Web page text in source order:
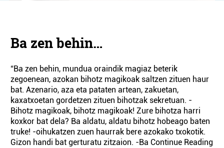
Ba zen behin…
“Ba zen behin, mundua oraindik magiaz beterik
zegoenean, azokan bihotz magikoak saltzen zituen haur
bat. Azenario, aza eta pataten artean, zakuetan,
kaxatxoetan gordetzen zituen bihotzak sekretuan. -
Bihotz magikoak, bihotz magikoak! Zure bihotza harri
koxkor bat dela? Ba aldatu, aldatu bihotz hobeago baten
truke! -oihukatzen zuen haurrak bere azokako txokotik.
Gizon handi bat gerturatu zitzaion. -Ba Continue Reading